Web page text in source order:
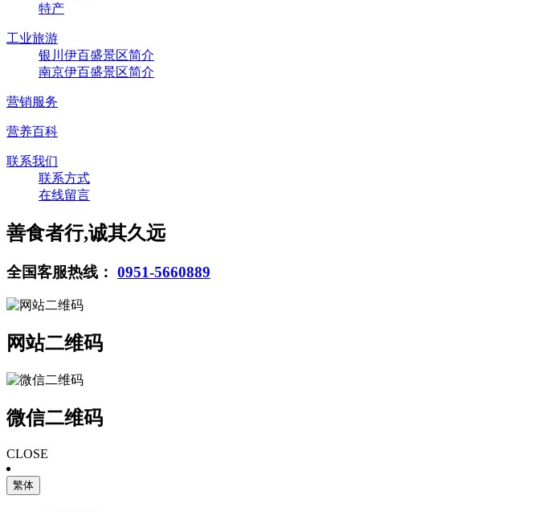
特产
工业旅游
银川伊百盛景区简介
南京伊百盛景区简介
营销服务
营养百科
联系我们
联系方式
在线留言
善食者行,诚其久远
全国客服热线： 0951-5660889
网站二维码
微信二维码
CLOSE
繁体